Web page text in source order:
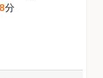
8分